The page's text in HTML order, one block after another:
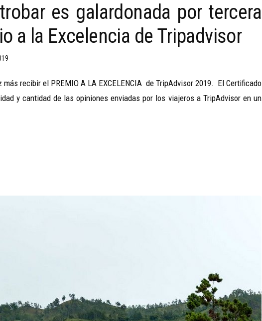
es galardonada por tercera
a la Excelencia de Tripadvisor
más recibir el PREMIO A LA EXCELENCIA de TripAdvisor 2019. El Certificado
y cantidad de las opiniones enviadas por los viajeros a TripAdvisor en un